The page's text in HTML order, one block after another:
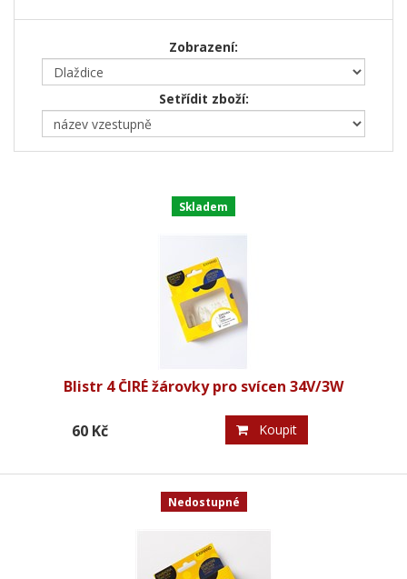
Zobrazení:
Setřídit zboží:
Blistr 4 ČIRÉ žárovky pro svícen 34V/3W
Skladem
60 Kč Koupit
Nedostupné